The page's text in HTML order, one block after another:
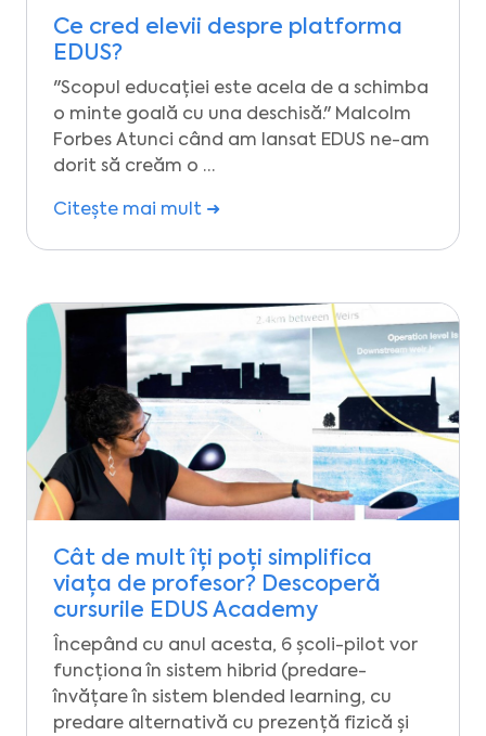
Ce cred elevii despre platforma
EDUS?
"Scopul educației este acela de a schimba
o minte goală cu una deschisă." Malcolm
Forbes Atunci când am lansat EDUS ne-am
dorit să creăm o …
Citește mai mult ➜
Cât de mult îți poți simplifica
viața de profesor? Descoperă
cursurile EDUS Academy
Începând cu anul acesta, 6 școli-pilot vor
funcționa în sistem hibrid (predare-
învățare în sistem blended learning, cu
predare alternativă cu prezență fizică și